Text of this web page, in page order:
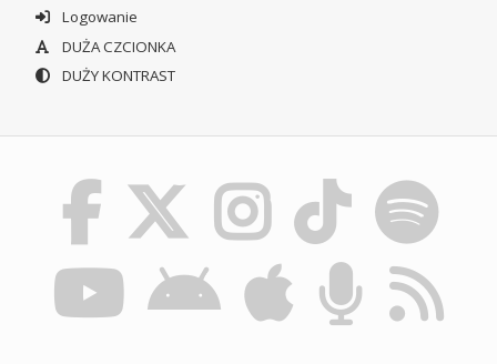
Logowanie
DUŻA CZCIONKA
DUŻY KONTRAST